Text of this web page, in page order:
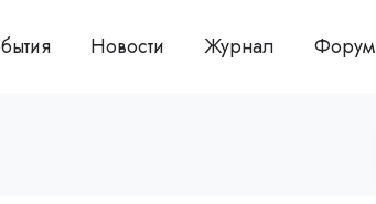
Новости Журнал Форум